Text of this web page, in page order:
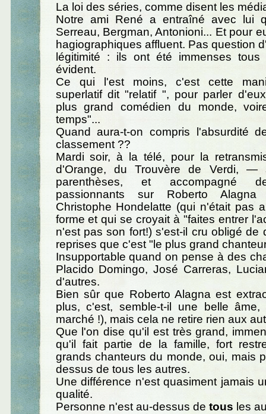
La loi des séries, comme disent les
Notre ami René a entraîné avec lui
Serreau, Bergman, Antonioni... Et pour
hagiographiques affluent. Pas question
légitimité : ils ont été immenses
évident.
Ce qui l'est moins, c'est cette
superlatif dit "relatif ", pour parler
plus grand comédien du monde,
temps"...
Quand aura-t-on compris l'absurdité
classement ??
Mardi soir, à la télé, pour la
d'Orange, du Trouvère de Verdi, —
parenthèses, et accompagné
passionnants sur Roberto
Christophe Hondelatte (qui n'était pas
forme et qui se croyait à "faites entrer
n'est pas son fort!) s'est-il cru obligé de
reprises que c'est "le plus grand
Insupportable quand on pense à des
Placido Domingo, José Carreras,
d'autres.
Bien sûr que Roberto Alagna est
plus, c'est, semble-t-il une belle
marché !), mais cela ne retire rien aux
Que l'on dise qu'il est très grand,
qu'il fait partie de la famille, fort
grands chanteurs du monde, oui, mais
dessus de tous les autres.
Une différence n'est quasiment jamais
qualité.
Personne n'est au-dessus de tous les